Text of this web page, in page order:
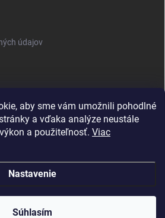
aby sme vám umožnili pohodlné
a vďaka analýze neustále
a použiteľnosť. Viac
Nastavenie
Súhlasím
údajov
. Všetky práva vyhradené.Upraviť nastavenie
cookies